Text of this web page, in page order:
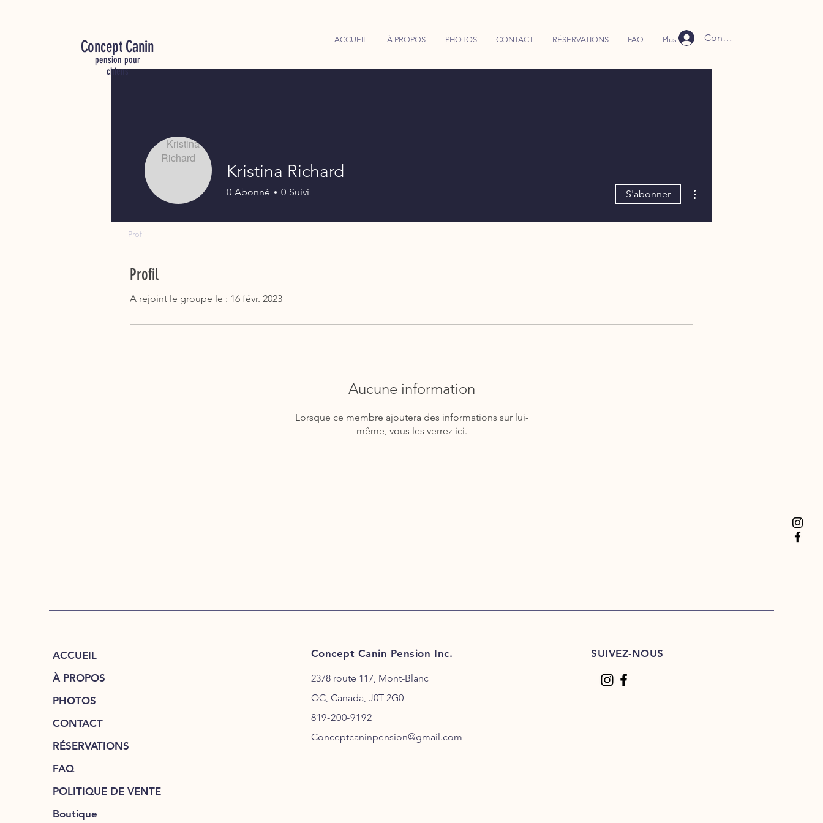
Concept Canin
pension pour
chiens
ACCUEIL À PROPOS PHOTOS CONTACT RÉSERVATIONS FAQ Plus Connexion
Profil
A rejoint le groupe le : 16 févr. 2023
Aucune information
Lorsque ce membre ajoutera des informations sur lui-
même, vous les verrez ici.
Kristina Richard
0 Abonné 0 Suivi S'abonner
Profil
ACCUEIL
À PROPOS
PHOTOS
CONTACT
RÉSERVATIONS
FAQ
POLITIQUE DE VENTE
Boutique
Concept Canin Pension Inc.
2378 route 117, Mont-Blanc
QC, Canada, J0T 2G0
819-200-9192
Conceptcaninpension@gmail.com
SUIVEZ-NOUS